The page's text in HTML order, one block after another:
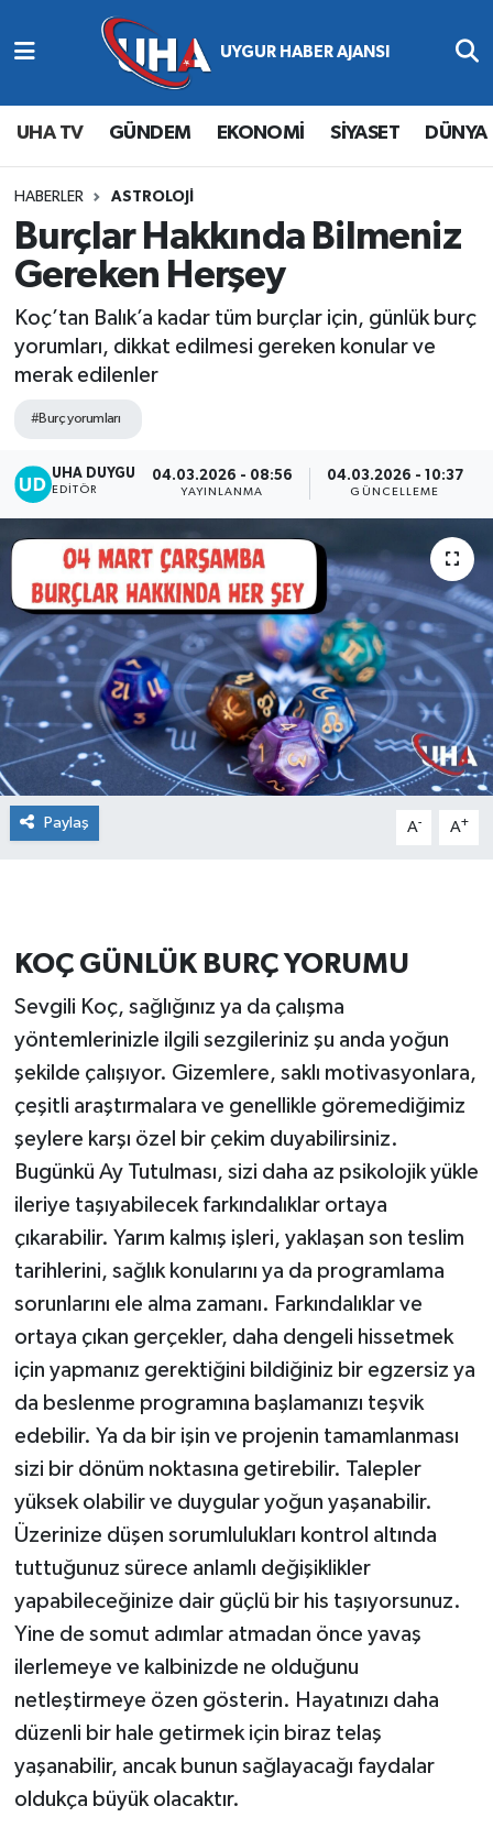
UHA TV GÜNDEM EKONOMİ SİYASET DÜNYA
HABERLER ASTROLOJİ
Burçlar Hakkında Bilmeniz
Gereken Herşey
Koç’tan Balık’a kadar tüm burçlar için, günlük burç
yorumları, dikkat edilmesi gereken konular ve
merak edilenler
#Burç yorumları
UHA DUYGU
EDITÖR
04.03.2026 - 08:56
YAYINLANMA
04.03.2026 - 10:37
GÜNCELLEME
Paylaş A- A+
KOÇ GÜNLÜK BURÇ YORUMU
Sevgili Koç, sağlığınız ya da çalışma
yöntemlerinizle ilgili sezgileriniz şu anda yoğun
şekilde çalışıyor. Gizemlere, saklı motivasyonlara,
çeşitli araştırmalara ve genellikle göremediğimiz
şeylere karşı özel bir çekim duyabilirsiniz.
Bugünkü Ay Tutulması, sizi daha az psikolojik yükle
ileriye taşıyabilecek farkındalıklar ortaya
çıkarabilir. Yarım kalmış işleri, yaklaşan son teslim
tarihlerini, sağlık konularını ya da programlama
sorunlarını ele alma zamanı. Farkındalıklar ve
ortaya çıkan gerçekler, daha dengeli hissetmek
için yapmanız gerektiğini bildiğiniz bir egzersiz ya
da beslenme programına başlamanızı teşvik
edebilir. Ya da bir işin ve projenin tamamlanması
sizi bir dönüm noktasına getirebilir. Talepler
yüksek olabilir ve duygular yoğun yaşanabilir.
Üzerinize düşen sorumlulukları kontrol altında
tuttuğunuz sürece anlamlı değişiklikler
yapabileceğinize dair güçlü bir his taşıyorsunuz.
Yine de somut adımlar atmadan önce yavaş
ilerlemeye ve kalbinizde ne olduğunu
netleştirmeye özen gösterin. Hayatınızı daha
düzenli bir hale getirmek için biraz telaş
yaşanabilir, ancak bunun sağlayacağı faydalar
oldukça büyük olacaktır.
Abone Ol
Gündem
Ekonomi
Magazin
Siyaset
Spor
Yaşam
Nöbetçi Eczaneler
Hava Durumu
Namaz Vakitleri
Trafik Durumu
Süper Lig Puan Durumu ve Fikstür
Tüm Manşetler
Son Dakika Haberleri
Haber Arşivi